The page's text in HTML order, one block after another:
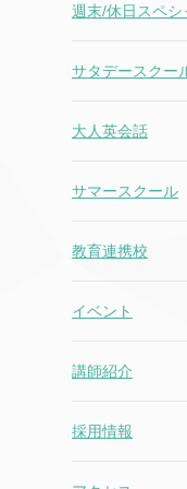
週末/休日スペシ
サタデースクー
大人英会話
サマースクール
教育連携校
イベント
講師紹介
採用情報